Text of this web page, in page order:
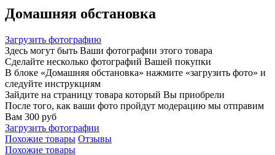
Домашняя обстановка
Загрузить фотографию
Здесь могут быть Ваши фотографии этого товара
Сделайте несколько фотографий Вашей покупки
В блоке «Домашняя обстановка» нажмите «загрузить фото» и
следуйте инструкциям
Зайдите на страницу товара который Вы приобрели
После того, как ваши фото пройдут модерацию мы отправим
Вам 300 руб
Загрузить фотографии
Похожие товары Отзывы
Похожие товары